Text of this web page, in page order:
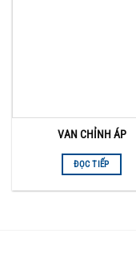
VAN CHỈNH ÁP
ĐỌC TIẾP